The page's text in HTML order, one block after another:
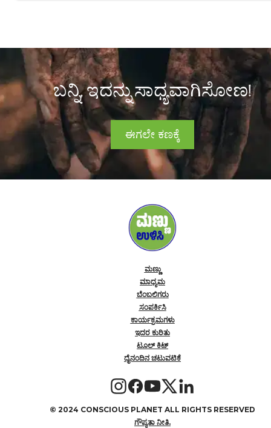
ಬನ್ನಿ, ಇದನ್ನು ಸಾಧ್ಯವಾಗಿಸೋಣ!
ಈಗಲೇ ಕಣಕ್ಕೆ
ಮಣ್ಣು
ಮಾಧ್ಯಮ
ಬೆಂಬಲಿಗರು
ಸಂಪರ್ಕಿಸಿ
ಕಾರ್ಯಕ್ರಮಗಳು
ಇದರ ಕುರಿತು
ಟೂಲ್ ಕಿಟ್
ದೈನಂದಿನ ಚಟುವಟಿಕೆ
© 2024 CONSCIOUS PLANET ALL RIGHTS RESERVED
ಗೌಪ್ಯತಾ ನೀತಿ.